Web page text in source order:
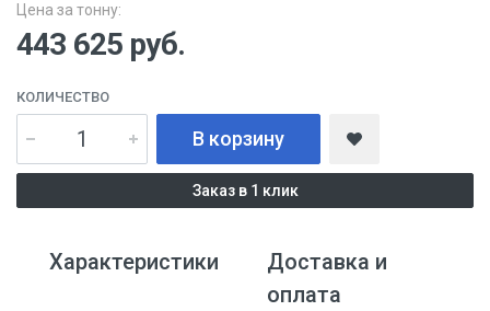
Цена за тонну:
443 625 руб.
КОЛИЧЕСТВО
В корзину
Заказ в 1 клик
Характеристики
Доставка и
оплата